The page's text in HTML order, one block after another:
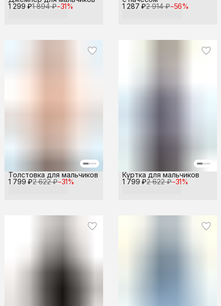
1 299 ₽1 894 ₽−31%
1 287 ₽2 914 ₽−56%
1 799 ₽2 622 ₽−31%
Толстовка для мальчиков
1 799 ₽2 622 ₽−31%
Куртка для мальчиков